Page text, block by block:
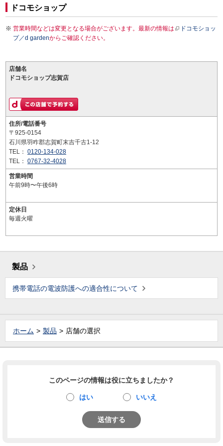
ドコモショップ
営業時間などは変更となる場合がございます。最新の情報は
ドコモショッ
プ／d gardenからご確認ください。
店舗名
ドコモショップ志賀店
住所/電話番号
〒925-0154
石川県羽咋郡志賀町末吉千古1-12
TEL： 0120-134-028
TEL： 0767-32-4028
営業時間
午前9時〜午後6時
定休日
毎週火曜
製品
携帯電話の電波防護への適合性について
ホーム 製品 店舗の選択
このページの情報は役に立ちましたか？
はい いいえ
送信する